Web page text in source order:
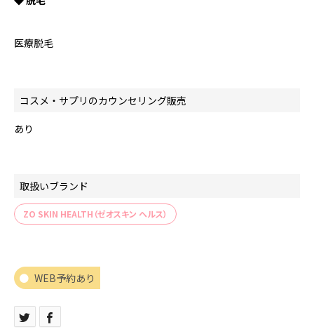
医療脱毛
コスメ・サプリのカウンセリング販売
あり
取扱いブランド
ZO SKIN HEALTH（ゼオスキン ヘルス）
WEB予約あり